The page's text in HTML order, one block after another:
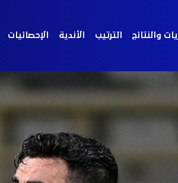
والنتائج الترتيب الأندية الإحصائيات